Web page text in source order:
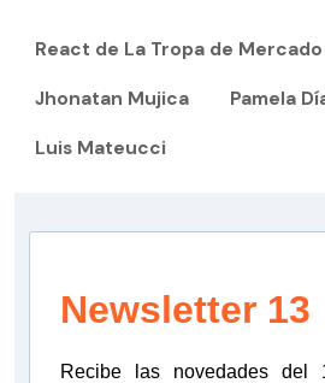
React de La Tropa de
Jhonatan Mujica Pamela
Luis Mateucci
Newsletter 13
Recibe las novedades del